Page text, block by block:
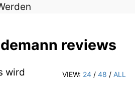
reviews
VIEW: 24 / 48 / ALL
wird